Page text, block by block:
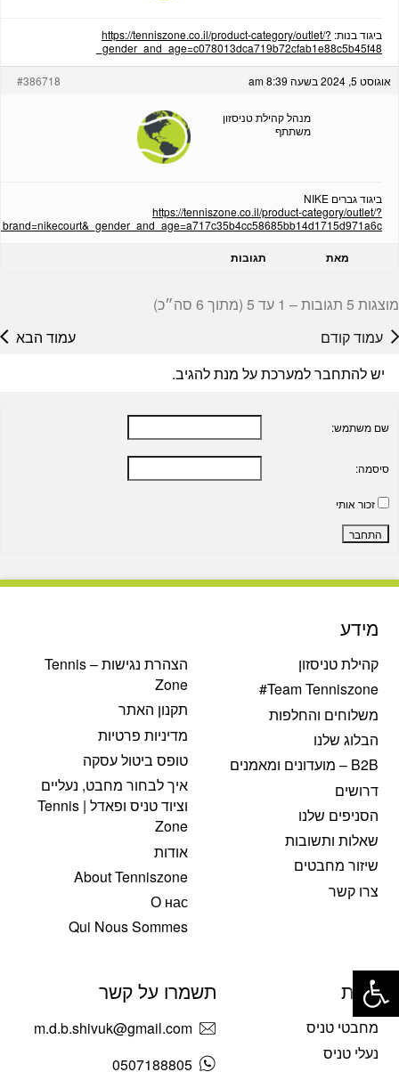
ביגוד בנות: https://tenniszone.co.il/product-category/outlet/?
_gender_and_age=c078013dca719b72cfab1e88c5b45f48
אוגוסט 5, 2024 בשעה 8:39 am #386718
מנהל קהילת טניסזון
משתתף
ביגוד גברים NIKE
https://tenniszone.co.il/product-category/outlet/?
מאת תגובות
מוצגות 5 תגובות – 1 עד 5 (מתוך 6 סה״כ)
עמוד קודם
עמוד הבא
יש להתחבר למערכת על מנת להגיב.
שם משתמש:
סיסמה:
זכור אותי
התחבר
מידע
קהילת טניסזון
Team Tenniszone#
משלוחים והחלפות
הבלוג שלנו
B2B – מועדונים ומאמנים
דרושים
הסניפים שלנו
שאלות ותשובות
שיזור מחבטים
צרו קשר
הצהרת נגישות – Tennis
Zone
תקנון האתר
מדיניות פרטיות
טופס ביטול עסקה
איך לבחור מחבט, נעליים
וציוד טניס ופאדל | Tennis
Zone
אודות
About Tenniszone
О нас
Qui Nous Sommes
חנות
מחבטי טניס
נעלי טניס
תשמרו על קשר
m.d.b.shivuk@gmail.com
0507188805
פתח סרגל נגישות